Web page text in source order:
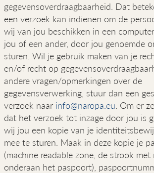
gegevensoverdraagbaarheid. Dat
een verzoek kan indienen om de
wij van jou beschikken in een
jou of een ander, door jou genoemde
sturen. Wil je gebruik maken van je
en/of recht op
andere vragen/opmerkingen over de
gegevensverwerking, stuur dan een
verzoek naar info@naropa.eu . Om er
dat het verzoek tot inzage door jou is
wij jou een kopie van je
mee te sturen. Maak in deze kopie je
(machine readable zone, de strook met
onderaan het paspoort),